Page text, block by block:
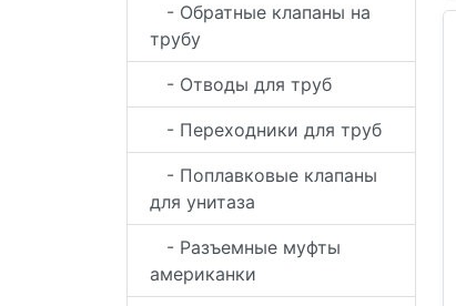
- Обратные клапаны на
трубу
- Отводы для труб
- Переходники для труб
- Поплавковые клапаны
для унитаза
- Разъемные муфты
американки